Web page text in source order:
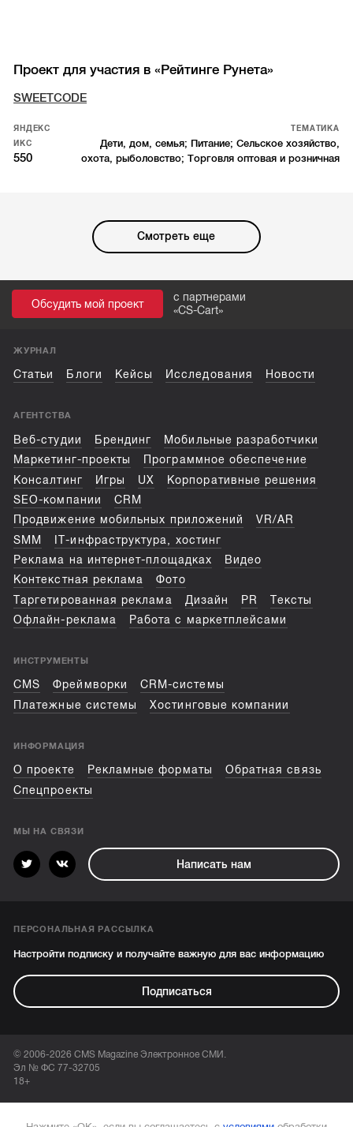
Проект для участия в «Рейтинге Рунета»
SWEETCODE
ЯНДЕКС
ИКС
550
ТЕМАТИКА
Дети, дом, семья; Питание; Сельское хозяйство,
охота, рыболовство; Торговля оптовая и розничная
Смотреть еще
Обсудить мой проект
с партнерами
«CS-Cart»
ЖУРНАЛ
Статьи Блоги Кейсы Исследования Новости
АГЕНТСТВА
Веб-студии Брендинг
Мобильные разработчики
Маркетинг-проекты
Программное обеспечение
Консалтинг
Игры UX
Корпоративные решения
SEO-компании
CRM
Продвижение мобильных приложений
VR/AR
SMM
IT-инфраструктура, хостинг
Реклама на интернет-площадках
Видео
Контекстная реклама
Фото
Таргетированная реклама
Дизайн PR
Тексты
Офлайн-реклама
Работа с маркетплейсами
ИНСТРУМЕНТЫ
CMS Фреймворки
CRM-системы
Платежные системы
Хостинговые компании
ИНФОРМАЦИЯ
О проекте Рекламные форматы
Обратная связь
Спецпроекты
МЫ НА СВЯЗИ
Написать нам
ПЕРСОНАЛЬНАЯ РАССЫЛКА
Настройти подписку и получайте важную для вас информацию
Подписаться
© 2006-2026 CMS Magazine Электронное СМИ.
Эл № ФС 77-32705
18+